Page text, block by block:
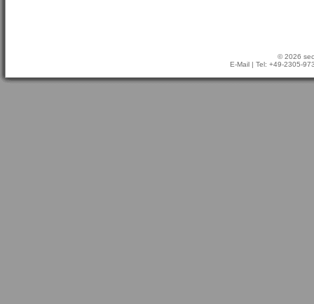
© 2026
E-Mail | Tel: +49-2305-